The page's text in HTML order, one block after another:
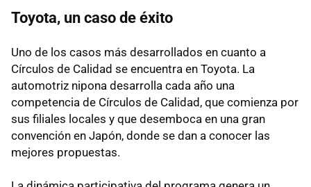
Toyota, un caso de éxito
Uno de los casos más desarrollados en cuanto a
Círculos de Calidad se encuentra en Toyota. La
automotriz nipona desarrolla cada año una
competencia de Círculos de Calidad, que comienza por
sus filiales locales y que desemboca en una gran
convención en Japón, donde se dan a conocer las
mejores propuestas.